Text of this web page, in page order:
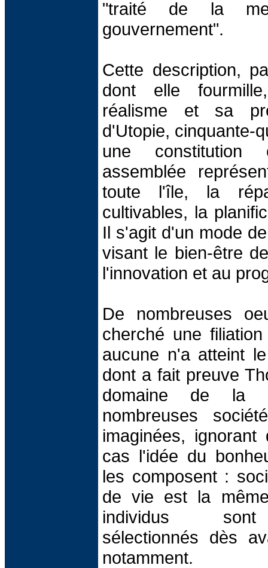
"traité de la
gouvernement".
Cette description,
dont elle
réalisme et sa
d'Utopie, cinquante-
une
assemblée
toute l'île, la
cultivables, la
Il s'agit d'un mode
visant le bien-être
l'innovation et au
De nombreuses
cherché une
aucune n'a atteint
dont a fait preuve
domaine de la
nombreuses
imaginées,
cas l'idée du
les composent :
de vie est la
individus sont
sélectionnés dès
notamment.